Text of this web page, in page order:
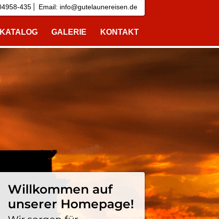
435 Email: info@gutelaunereisen.de
GALERIE KONTAKT
Willkommen auf
unserer Homepage!